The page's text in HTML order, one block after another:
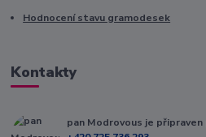
Hodnocení stavu gramodesek
Kontakty
pan Modrovous je